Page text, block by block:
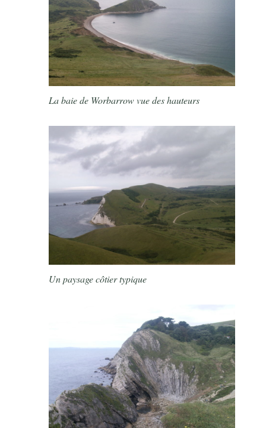
La baie de Worbarrow vue des hauteurs
Un paysage côtier typique